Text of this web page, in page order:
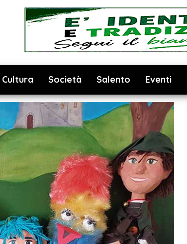
Cultura Società Salento Eventi